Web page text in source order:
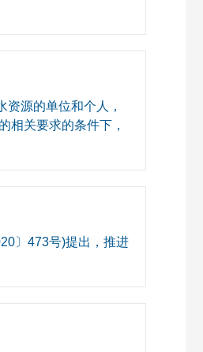
源的单位和个人，
相关要求的条件下，
〕473号)提出，推进